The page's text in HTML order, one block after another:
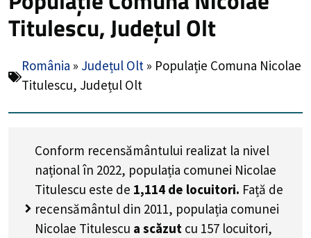
Titulescu, Județul Olt
România » Județul Olt » Populație Comuna Nicolae
Titulescu, Județul Olt
Conform recensământului realizat la nivel
național în 2022, populația comunei Nicolae
Titulescu este de 1,114 de locuitori. Față de
recensământul din 2011, populația comunei
Nicolae Titulescu a scăzut cu 157 locuitori,